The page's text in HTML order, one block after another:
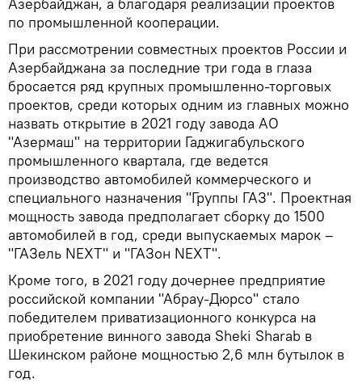
по промышленной кооперации.
При рассмотрении совместных проектов России и
Азербайджана за последние три года в глаза
бросается ряд крупных промышленно-торговых
проектов, среди которых одним из главных можно
назвать открытие в 2021 году завода АО
"Азермаш" на территории Гаджигабульского
промышленного квартала, где ведется
производство автомобилей коммерческого и
специального назначения "Группы ГАЗ". Проектная
мощность завода предполагает сборку до 1500
автомобилей в год, среди выпускаемых марок –
"ГАЗель NEXT" и "ГАЗон NEXT".
Кроме того, в 2021 году дочернее предприятие
российской компании "Абрау-Дюрсо" стало
победителем приватизационного конкурса на
приобретение винного завода Sheki Sharab в
Шекинском районе мощностью 2,6 млн бутылок в
год.